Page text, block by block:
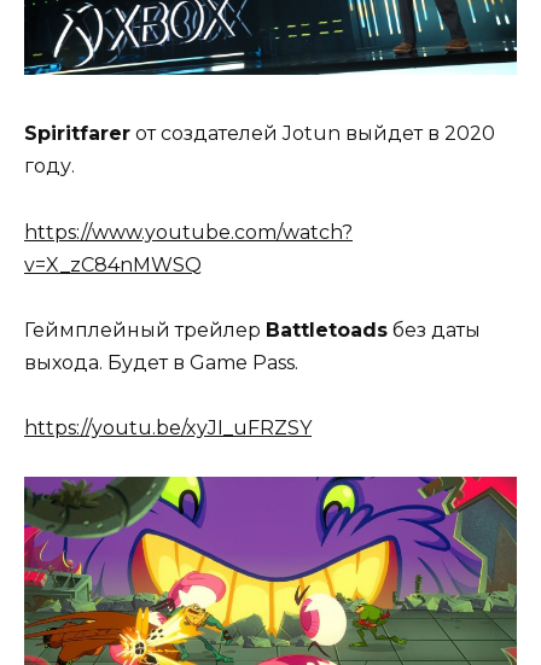
Spiritfarer от создателей Jotun выйдет в 2020
году.
https://www.youtube.com/watch?
v=X_zC84nMWSQ
Геймплейный трейлер Battletoads без даты
выхода. Будет в Game Pass.
https://youtu.be/xyJI_uFRZSY